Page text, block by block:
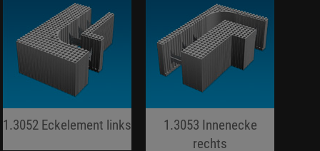
1.3052 Eckelement links
1.3053 Innenecke
rechts